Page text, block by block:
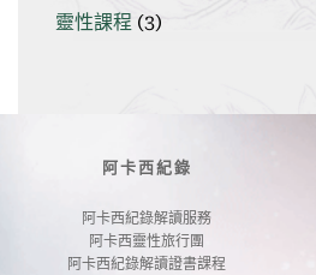
產
靈性課程 33
阿卡西紀錄
阿卡西紀錄解讀服務
阿卡西靈性旅行團
阿卡西紀錄解讀證書課程